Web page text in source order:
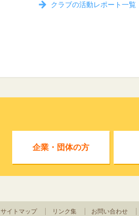
クラブの活動レポート一覧
企業・団体の方
サイトマップ リンク集 お問い合わせ